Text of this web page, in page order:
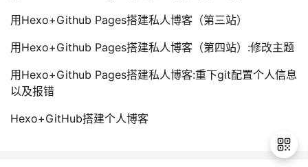
用Hexo+Github Pages搭建私人博客（第三站）
用Hexo+Github Pages搭建私人博客（第四站）:修改主题
用Hexo+Github Pages搭建私人博客:重下git配置个人信息
以及报错
Hexo+GitHub搭建个人博客